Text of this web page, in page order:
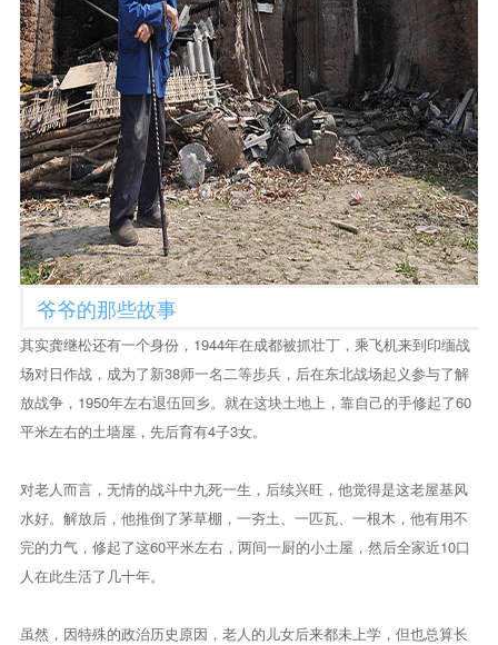
爷爷的那些故事
其实龚继松还有一个身份，1944年在成都被抓壮丁，乘飞机来到印缅战
场对日作战，成为了新38师一名二等步兵，后在东北战场起义参与了解
放战争，1950年左右退伍回乡。就在这块土地上，靠自己的手修起了60
平米左右的土墙屋，先后育有4子3女。
对老人而言，无情的战斗中九死一生，后续兴旺，他觉得是这老屋基风
水好。解放后，他推倒了茅草棚，一夯土、一匹瓦、一根木，他有用不
完的力气，修起了这60平米左右，两间一厨的小土屋，然后全家近10口
人在此生活了几十年。
虽然，因特殊的政治历史原因，老人的儿女后来都未上学，但也总算长